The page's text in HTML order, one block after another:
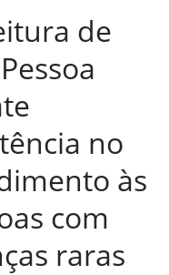
de
no
às
com
raras